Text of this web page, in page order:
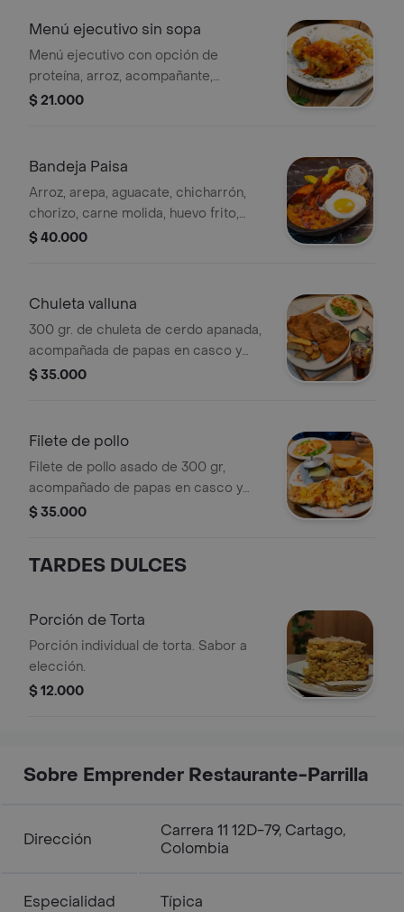
Menú ejecutivo sin sopa
Menú ejecutivo con opción de
proteína, arroz, acompañante,
ensalada, jugo y postre.
$ 21.000
Bandeja Paisa
Arroz, arepa, aguacate, chicharrón,
chorizo, carne molida, huevo frito,
fríjoles y tajada madura.
$ 40.000
Chuleta valluna
300 gr. de chuleta de cerdo apanada,
acompañada de papas en casco y
ensalada
$ 35.000
Filete de pollo
Filete de pollo asado de 300 gr,
acompañado de papas en casco y
ensalada con lechuga, pepino y
$ 35.000
TARDES DULCES
Porción de Torta
Porción individual de torta. Sabor a
elección.
$ 12.000
Sobre Emprender Restaurante-Parrilla
Dirección
Carrera 11 12D-79, Cartago,
Colombia
Especialidad Típica